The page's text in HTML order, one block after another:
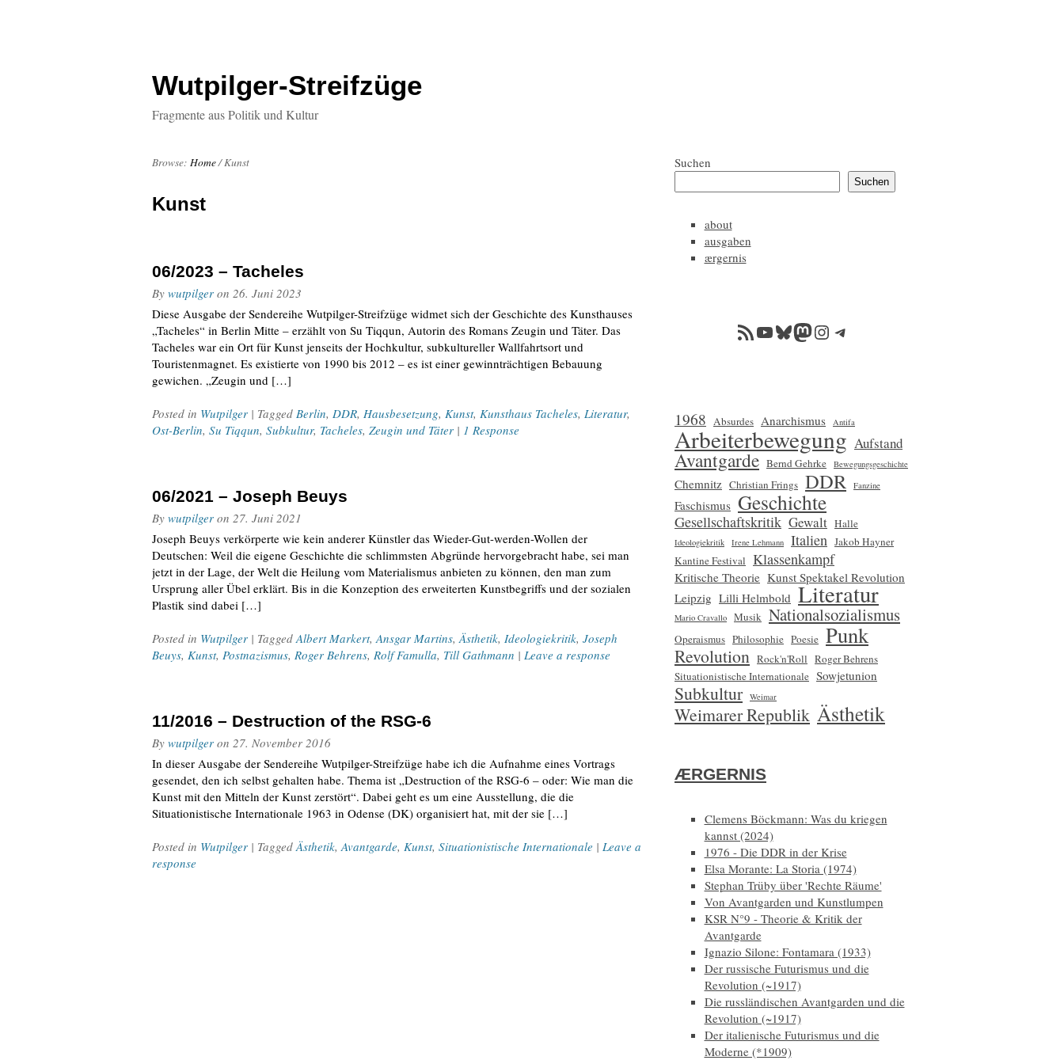
Wutpilger-Streifzüge
Fragmente aus Politik und Kultur
Browse: Home/Kunst
Kunst
06/2023 – Tacheles
By wutpilger on 26. Juni 2023
Diese Ausgabe der Sendereihe Wutpilger-Streifzüge widmet sich der Geschichte des Kunsthauses
„Tacheles“ in Berlin Mitte – erzählt von Su Tiqqun, Autorin des Romans Zeugin und Täter. Das
Tacheles war ein Ort für Kunst jenseits der Hochkultur, subkultureller Wallfahrtsort und
Touristenmagnet. Es existierte von 1990 bis 2012 – es ist einer gewinnträchtigen Bebauung
gewichen. „Zeugin und […]
Posted in Wutpilger | Tagged Berlin, DDR, Hausbesetzung, Kunst, Kunsthaus Tacheles, Literatur,
Ost-Berlin, Su Tiqqun, Subkultur, Tacheles, Zeugin und Täter | 1 Response
06/2021 – Joseph Beuys
By wutpilger on 27. Juni 2021
Joseph Beuys verkörperte wie kein anderer Künstler das Wieder-Gut-werden-Wollen der
Deutschen: Weil die eigene Geschichte die schlimmsten Abgründe hervorgebracht habe, sei man
jetzt in der Lage, der Welt die Heilung vom Materialismus anbieten zu können, den man zum
Ursprung aller Übel erklärt. Bis in die Konzeption des erweiterten Kunstbegriffs und der sozialen
Plastik sind dabei […]
Posted in Wutpilger | TaggedAlbert Markert,Ansgar Martins,Ästhetik, Ideologiekritik, Joseph
Beuys, Kunst, Postnazismus, Roger Behrens, Rolf Famulla, Till Gathmann | Leave a response
11/2016 – Destruction of the RSG-6
By wutpilger on 27. November 2016
In dieser Ausgabe der Sendereihe Wutpilger-Streifzüge habe ich die Aufnahme eines Vortrags
gesendet, den ich selbst gehalten habe. Thema ist „Destruction of the RSG-6 – oder: Wie man die
Kunst mit den Mitteln der Kunst zerstört“. Dabei geht es um eine Ausstellung, die die
Situationistische Internationale 1963 in Odense (DK) organisiert hat, mit der sie […]
Posted in Wutpilger | TaggedÄsthetik,Avantgarde, Kunst, Situationistische Internationale | Leave a
response
Suchen
Suchen
about
ausgaben
ærgernis
RSS-FeedYouTube
Bluesky
Mastodon
Instagram
Telegram
1968 Absurdes Anarchismus Antifa
Arbeiterbewegung Aufstand
Avantgarde Bernd Gehrke Bewegungsgeschichte
Chemnitz Christian Frings DDR Fanzine
Faschismus Geschichte
Gesellschaftskritik Gewalt Halle
Ideologiekritik Irene Lehmann Italien Jakob Hayner
Kantine Festival Klassenkampf
Kritische Theorie Kunst Spektakel Revolution
Leipzig Lilli Helmbold Literatur
Mario Cravallo Musik Nationalsozialismus
Operaismus Philosophie Poesie Punk
Revolution Rock'n'Roll Roger Behrens
Situationistische Internationale Sowjetunion
Subkultur Weimar
Weimarer Republik Ästhetik
ÆRGERNIS
Clemens Böckmann: Was du kriegen
kannst (2024)
1976 - Die DDR in der Krise
Elsa Morante: La Storia (1974)
Stephan Trüby über 'Rechte Räume'
Von Avantgarden und Kunstlumpen
KSR N°9 - Theorie & Kritik der
Avantgarde
Ignazio Silone: Fontamara (1933)
Der russische Futurismus und die
Revolution (~1917)
Die russländischen Avantgarden und die
Revolution (~1917)
Der italienische Futurismus und die
Moderne (*1909)